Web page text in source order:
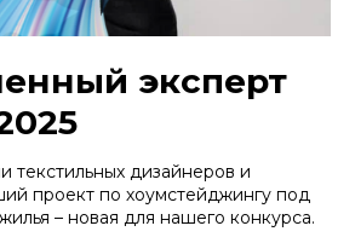
эксперт
дизайнеров и
проект по хоумстейджингу под
– новая для нашего конкурса.